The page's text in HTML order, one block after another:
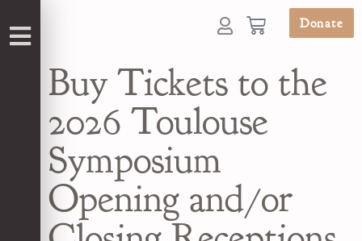
Donate
Buy Tickets to the
2026 Toulouse
Symposium
Opening and/or